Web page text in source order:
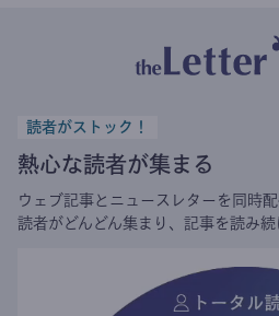
読者がストック！
熱心な読者が集まる
ウェブ記事とニュースレターを同時
読者がどんどん集まり、記事を読み続